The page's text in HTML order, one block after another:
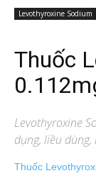
Levothyroxine Sodium
Thuốc
Levothyroxine
dụng, liều
Thuốc